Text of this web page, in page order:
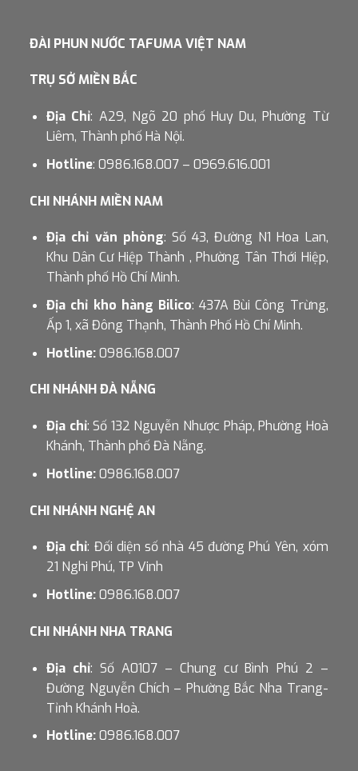
ĐÀI PHUN NƯỚC TAFUMA VIỆT NAM
TRỤ SỞ MIỀN BẮC
Địa Chỉ: A29, Ngõ 20 phố Huy Du, Phường Từ
Liêm, Thành phố Hà Nội.
Hotline: 0986.168.007 – 0969.616.001
CHI NHÁNH MIỀN NAM
Địa chỉ văn phòng: Số 43, Đường N1 Hoa Lan,
Khu Dân Cư Hiệp Thành , Phường Tân Thới Hiệp,
Thành phố Hồ Chí Minh.
Địa chỉ kho hàng Bilico: 437A Bùi Công Trừng,
Ấp 1, xã Đông Thạnh, Thành Phố Hồ Chí Minh.
Hotline:0986.168.007
CHI NHÁNH ĐÀ NẴNG
Địa chỉ: Số 132 Nguyễn Nhược Pháp, Phường Hoà
Khánh, Thành phố Đà Nẵng.
Hotline:0986.168.007
CHI NHÁNH NGHỆ AN
Địa chỉ: Đối diện số nhà 45 đường Phú Yên, xóm
21 Nghi Phú, TP Vinh
Hotline:0986.168.007
CHI NHÁNH NHA TRANG
Địa chỉ: Số A0107 – Chung cư Bình Phú 2 –
Đường Nguyễn Chích – Phường Bắc Nha Trang-
Tỉnh Khánh Hoà.
Hotline:0986.168.007